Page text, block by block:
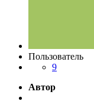
Пользователь
9
Автор